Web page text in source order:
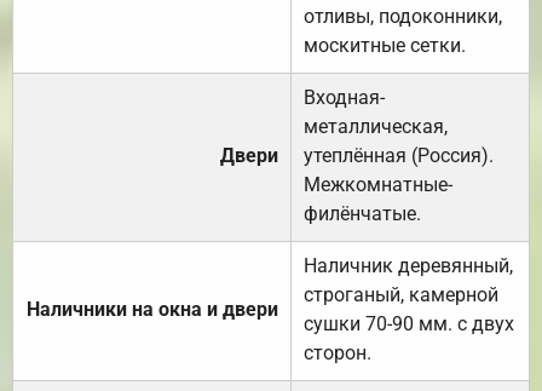
отливы, подоконники,
москитные сетки.
Двери
Входная-
металлическая,
утеплённая (Россия).
Межкомнатные-
филёнчатые.
Наличники на окна и двери
Наличник деревянный,
строганый, камерной
сушки 70-90 мм. с двух
сторон.